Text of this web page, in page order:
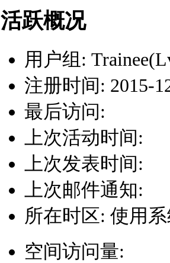
活跃概况
用户组:
注册时间: 2015-
最后访问:
上次活动时间:
上次发表时间:
上次邮件通知:
所在时区: 使用
空间访问量: